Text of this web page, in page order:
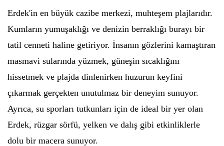
Erdek'in en büyük cazibe merkezi, muhteşem plajlarıdır.
Kumların yumuşaklığı ve denizin berraklığı burayı bir
tatil cenneti haline getiriyor. İnsanın gözlerini kamaştıran
masmavi sularında yüzmek, güneşin sıcaklığını
hissetmek ve plajda dinlenirken huzurun keyfini
çıkarmak gerçekten unutulmaz bir deneyim sunuyor.
Ayrıca, su sporları tutkunları için de ideal bir yer olan
Erdek, rüzgar sörfü, yelken ve dalış gibi etkinliklerle
dolu bir macera sunuyor.